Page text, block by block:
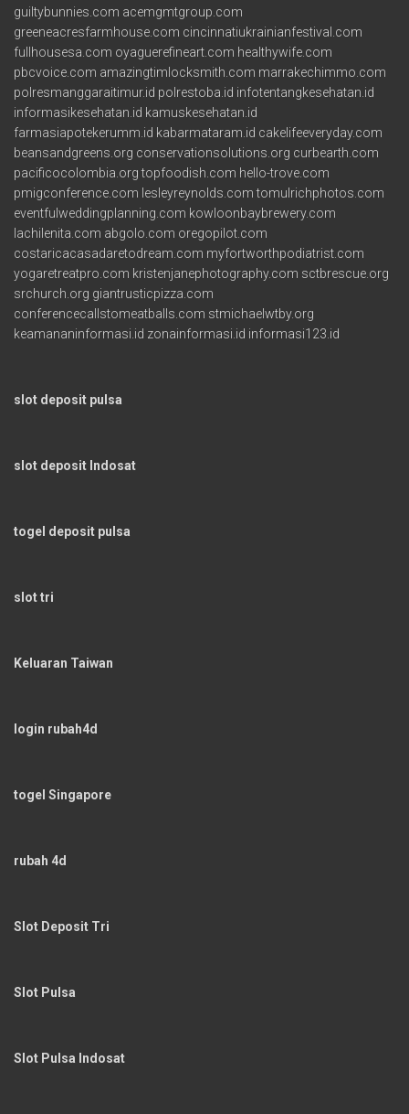
guiltybunnies.com acemgmtgroup.com
greeneacresfarmhouse.com cincinnatiukrainianfestival.com
fullhousesa.com oyaguerefineart.com healthywife.com
pbcvoice.com amazingtimlocksmith.com marrakechimmo.com
polresmanggaraitimur.id polrestoba.id infotentangkesehatan.id
informasikesehatan.id kamuskesehatan.id
farmasiapotekerumm.id kabarmataram.id cakelifeeveryday.com
beansandgreens.org conservationsolutions.org curbearth.com
pacificocolombia.org topfoodish.com hello-trove.com
pmigconference.com lesleyreynolds.com tomulrichphotos.com
eventfulweddingplanning.com kowloonbaybrewery.com
lachilenita.com abgolo.com oregopilot.com
costaricacasadaretodream.com myfortworthpodiatrist.com
yogaretreatpro.com kristenjanephotography.com sctbrescue.org
srchurch.org giantrusticpizza.com
conferencecallstomeatballs.com stmichaelwtby.org
keamananinformasi.id zonainformasi.id informasi123.id
slot deposit pulsa
slot deposit Indosat
togel deposit pulsa
slot tri
Keluaran Taiwan
login rubah4d
togel Singapore
rubah 4d
Slot Deposit Tri
Slot Pulsa
Slot Pulsa Indosat